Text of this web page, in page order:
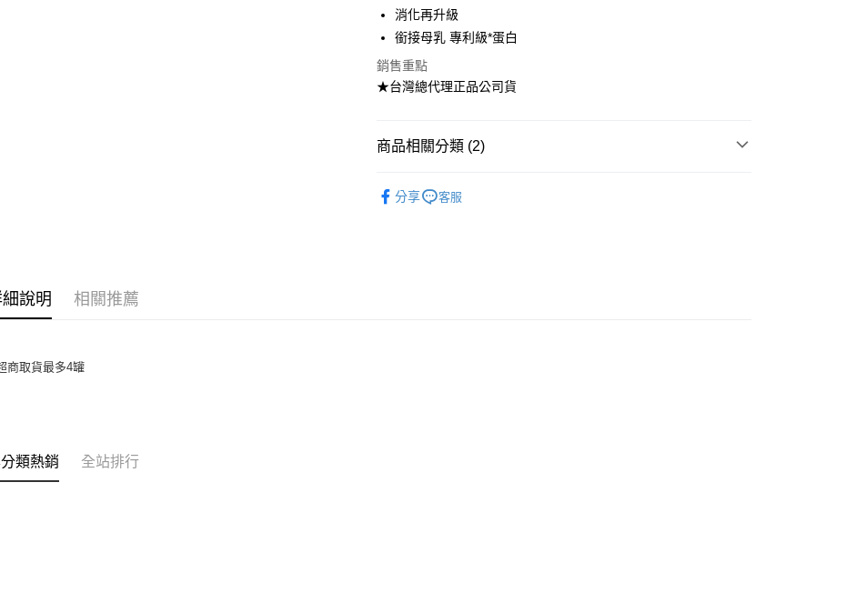
消化再升級
銜接母乳 專利級*蛋白
銷售重點
★台灣總代理正品公司貨
商品相關分類 (2)
分享 客服
說明 相關推薦
商取貨最多4罐
類熱銷 全站排行